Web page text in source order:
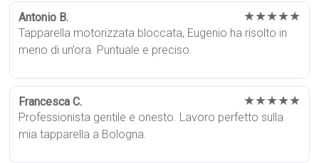
Antonio B. ★★★★★
Tapparella motorizzata bloccata, Eugenio ha risolto in
meno di un’ora. Puntuale e preciso.
Francesca C. ★★★★★
Professionista gentile e onesto. Lavoro perfetto sulla
mia tapparella a Bologna.